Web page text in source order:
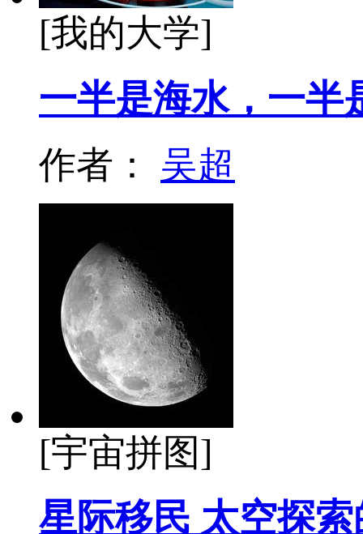
[我的大学]
一半是海水，一半
作者： 吴超
[宇宙拼图]
星际移民 太空探